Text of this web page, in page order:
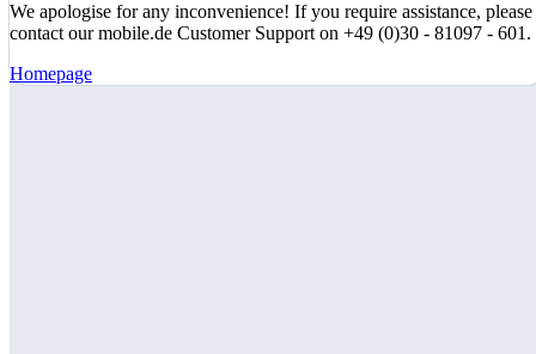
We apologise for any inconvenience! If you require assistance, please
contact our mobile.de Customer Support on +49 (0)30 - 81097 - 601.
Homepage